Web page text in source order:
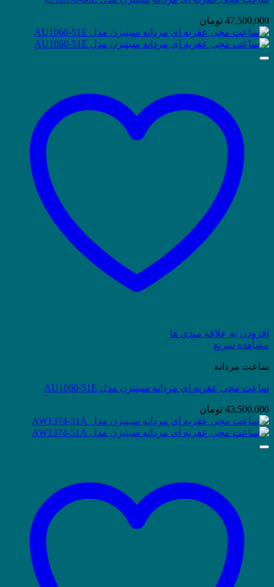
47,500,000 تومان
افزودن به علاقه مندی ها
مشاهده سریع
ساعت مردانه
ساعت مچی عقربه ای مردانه سیتیزن مدل AU1060-51E
43,500,000 تومان